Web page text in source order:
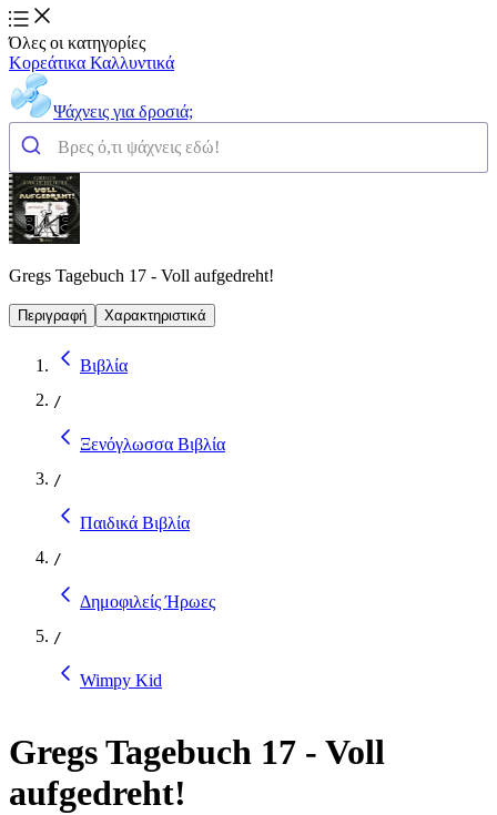
Όλες οι κατηγορίες
Κορεάτικα Καλλυντικά
Ψάχνεις για δροσιά;
Gregs Tagebuch 17 - Voll aufgedreht!
Περιγραφή Χαρακτηριστικά
Βιβλία
/
Ξενόγλωσσα Βιβλία
/
Παιδικά Βιβλία
/
Δημοφιλείς Ήρωες
/
Wimpy Kid
Gregs Tagebuch 17 - Voll
aufgedreht!